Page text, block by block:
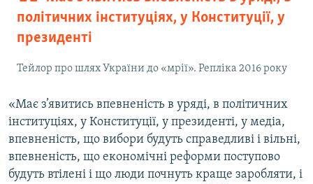
політичних інституціях, у Конституції, у
президенті
Тейлор про шлях України до «мрії». Репліка 2016 року
«Має з’явитись впевненість в уряді, в політичних
інституціях, у Конституції, у президенті, у медіа,
впевненість, що вибори будуть справедливі і вільні,
впевненість, що економічні реформи поступово
будуть втілені і що люди почнуть краще заробляти, і